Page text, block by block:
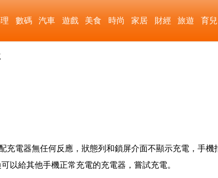
數碼 汽車 遊戲 美食 時尚 家居 財經 旅遊 育兒
充電器無任何反應，狀態列和鎖屏介面不顯示充電，手機
以給其他手機正常充電的充電器，嘗試充電。